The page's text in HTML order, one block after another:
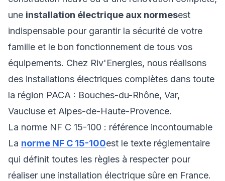
une installation électrique aux normesest
indispensable pour garantir la sécurité de votre
famille et le bon fonctionnement de tous vos
équipements. Chez Riv'Energies, nous réalisons
des installations électriques complètes dans toute
la région PACA : Bouches-du-Rhône, Var,
Vaucluse et Alpes-de-Haute-Provence.
La norme NF C 15-100 : référence incontournable
La norme NF C 15-100est le texte réglementaire
qui définit toutes les règles à respecter pour
réaliser une installation électrique sûre en France.